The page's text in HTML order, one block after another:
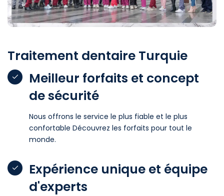
Traitement dentaire Turquie
Meilleur forfaits et concept
de sécurité
Nous offrons le service le plus fiable et le plus
confortable Découvrez les forfaits pour tout le
monde.
Expérience unique et équipe
d'experts